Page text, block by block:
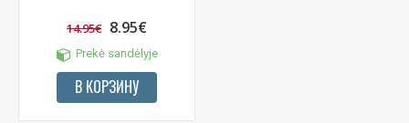
14.95€ 8.95€
Prekė sandėlyje
В КОРЗИНУ